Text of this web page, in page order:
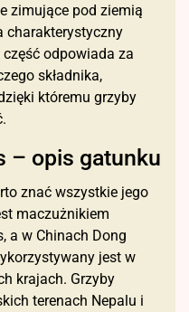
zimujące pod ziemią
charakterystyczny
część odpowiada za
składnika,
któremu grzyby
– opis gatunku
znać wszystkie jego
maczużnikiem
a w Chinach Dong
jest w
krajach. Grzyby
terenach Nepalu i